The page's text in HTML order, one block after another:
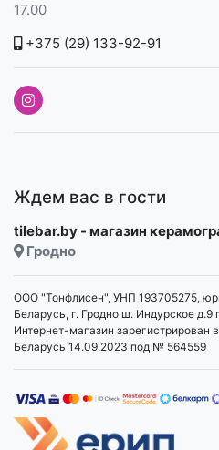
17.00
+375 (29) 133-92-91
Ждем вас в гости
tilebar.by - магазин
Гродно
ООО "Тонфлисен", УНП 193705275,
Беларусь, г. Гродно ш. Индурское
Интернет-магазин зарегистрирован
Беларусь 14.09.2023 под № 564559